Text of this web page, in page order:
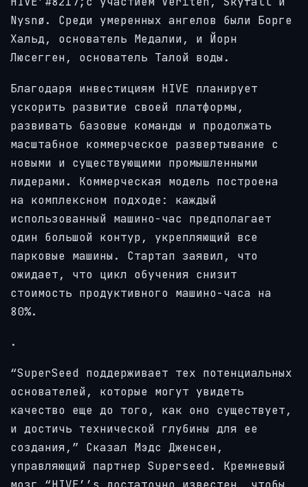
Nysnø. Среди умеренных ангелов были Борге
Хальд, основатель Медалии, и Йорн
Люсегген, основатель Талой воды.
Благодаря инвестициям HIVE планирует
ускорить развитие своей платформы,
развивать базовые команды и продолжать
масштабное коммерческое развертывание с
новыми и существующими промышленными
лидерами. Коммерческая модель построена
на комплексном подходе: каждый
использованный машино-час предполагает
один большой контур, укрепляющий все
парковые машины. Стартап заявил, что
ожидает, что цикл обучения снизит
стоимость продуктивного машино-часа на
80%.
.
“SuperSeed поддерживает тех потенциальных
основателей, которые могут увидеть
качество еще до того, как оно существует,
и достичь технической глубины для ее
создания,” Сказал Мэдс Дженсен,
управляющий партнер Superseed. Кремневый